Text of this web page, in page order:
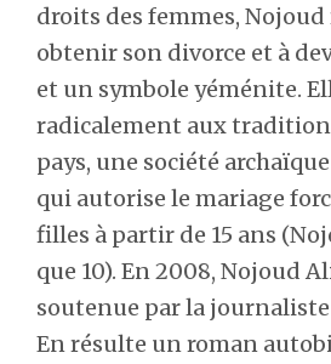
droits des femmes, Nojoud
obtenir son divorce et à
et un symbole yéménite.
radicalement aux
pays, une société
qui autorise le mariage
filles à partir de 15 ans
que 10). En 2008, Nojoud
soutenue par la
En résulte un roman